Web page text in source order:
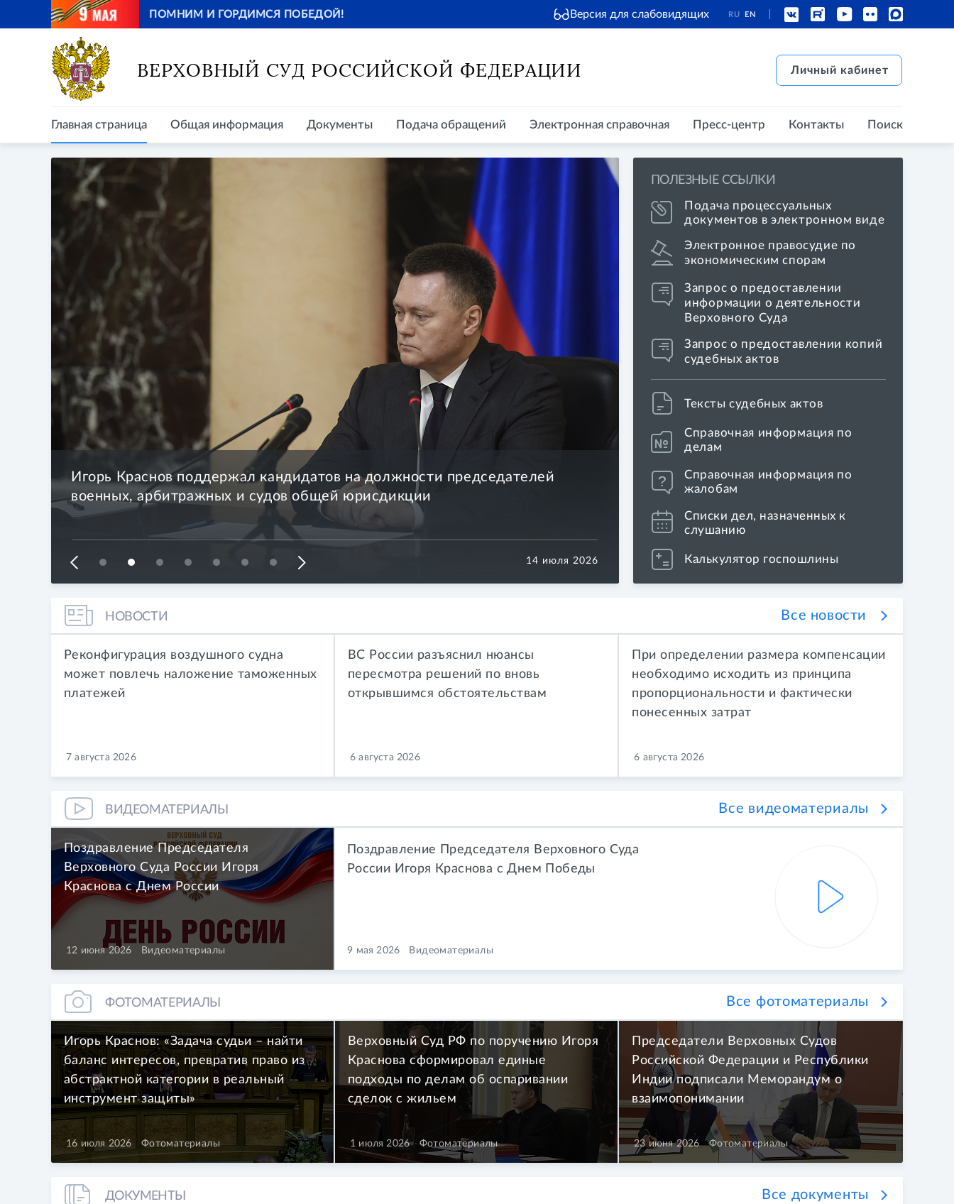
ПОМНИМ И ГОРДИМСЯ ПОБЕДОЙ! Версия для слабовидящих RU EN
Главная страница
ВЕРХОВНЫЙ СУД РОССИЙСКОЙ ФЕДЕРАЦИИ Личный кабинет
Главная страница Общая информация Документы Подача обращений Электронная справочная Пресс-центр Контакты Поиск
ПОЛЕЗНЫЕ ССЫЛКИ
Подача процессуальных
документов в электронном виде
Электронное правосудие по
экономическим спорам
Запрос о предоставлении
информации о деятельности
Верховного Суда
Запрос о предоставлении копий
судебных актов
Тексты судебных актов
Справочная информация по
делам
Справочная информация по
жалобам
Списки дел, назначенных к
слушанию
Калькулятор госпошлины
Игорь Краснов поддержал кандидатов на должности председателей
военных, арбитражных и судов общей юрисдикции
14 июля 2026
Коллегия по гражданским делам
на нарушение которых указал Игорь Краснов
НОВОСТИ Все новости
Реконфигурация воздушного судна
может повлечь наложение таможенных
платежей
7 августа 2026
ВС России разъяснил нюансы
пересмотра решений по вновь
открывшимся обстоятельствам
6 августа 2026
При определении размера компенсации
необходимо исходить из принципа
пропорциональности и фактически
понесенных затрат
6 августа 2026
ВИДЕОМАТЕРИАЛЫ Все видеоматериалы
Поздравление Председателя
Верховного Суда России Игоря
Краснова с Днем России
12 июня 2026 Видеоматериалы
Поздравление Председателя Верховного Суда
России Игоря Краснова с Днем Победы
9 мая 2026 Видеоматериалы
ФОТОМАТЕРИАЛЫ Все фотоматериалы
Игорь Краснов: «Задача судьи – найти
баланс интересов, превратив право из
абстрактной категории в реальный
инструмент защиты»
16 июля 2026 Фотоматериалы
Верховный Суд РФ по поручению Игоря
Краснова сформировал единые
подходы по делам об оспаривании
сделок с жильем
1 июля 2026 Фотоматериалы
Председатели Верховных Судов
Российской Федерации и Республики
Индии подписали Меморандум о
взаимопонимании
23 июня 2026 Фотоматериалы
ДОКУМЕНТЫ Все документы